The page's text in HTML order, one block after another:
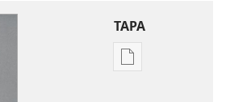
TAPA
Publication